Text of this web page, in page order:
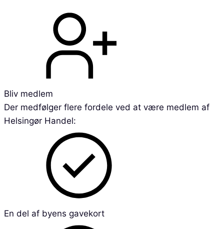
Bliv medlem
Der medfølger flere fordele ved at være medlem af
Helsingør Handel:
En del af byens gavekort